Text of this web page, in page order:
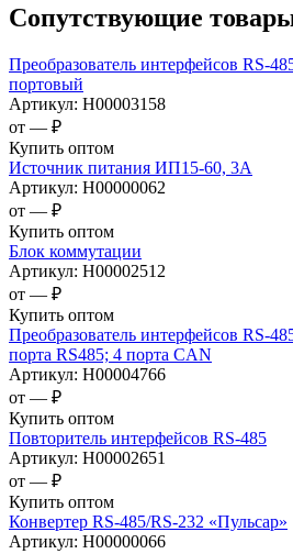
Сопутствующие
Преобразователь интерфейсов RS-
портовый
Артикул: Н00003158
от — ₽
Купить оптом
Источник питания ИП15-60, 3А
Артикул: Н00000062
от — ₽
Купить оптом
Блок коммутации
Артикул: Н00002512
от — ₽
Купить оптом
Преобразователь интерфейсов RS-
порта RS485; 4 порта CAN
Артикул: Н00004766
от — ₽
Купить оптом
Повторитель интерфейсов RS-485
Артикул: Н00002651
от — ₽
Купить оптом
Конвертер RS-485/RS-232 «Пульсар»
Артикул: Н00000066